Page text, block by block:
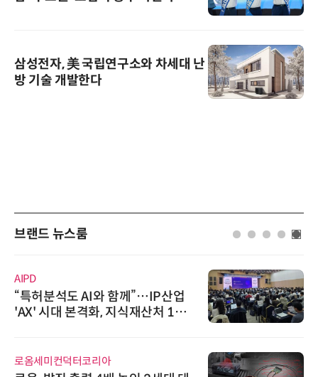
삼성전자, 美 국립연구소와 차세대 난
방 기술 개발한다
브랜드 뉴스룸
업
1호
슈퍼솔루션, 2026 Next-Gen
ooling Summit 성황리 성료